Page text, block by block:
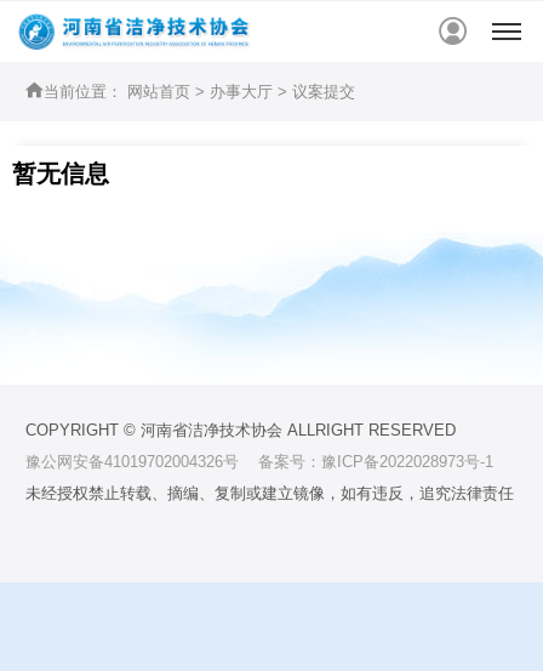

当前位置： 网站首页 > 办事大厅 > 议案提交
暂无信息
COPYRIGHT © 河南省洁净技术协会 ALLRIGHT RESERVED
豫公网安备41019702004326号
备案号：豫ICP备2022028973号-1
未经授权禁止转载、摘编、复制或建立镜像，如有违反，追究法律责任